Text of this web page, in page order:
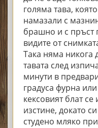
голяма тава,
намазали с
брашно и с пръст
видите от
Така няма никога
тавата след
минути в
градуса фурна
кексовият блат
изстине, докато
студено мляко